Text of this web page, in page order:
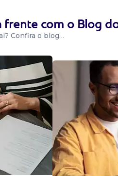
frente com o Blog
Confira o blog…